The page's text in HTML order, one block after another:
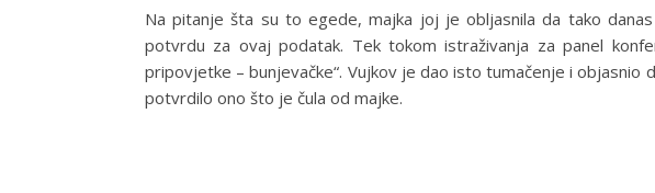
Na pitanje šta su to egede, majka joj je obljasnila da tako
potvrdu za ovaj podatak. Tek tokom istraživanja za panel
pripovjetke – bunjevačke“. Vujkov je dao isto tumačenje i objasnio
potvrdilo ono što je čula od majke.